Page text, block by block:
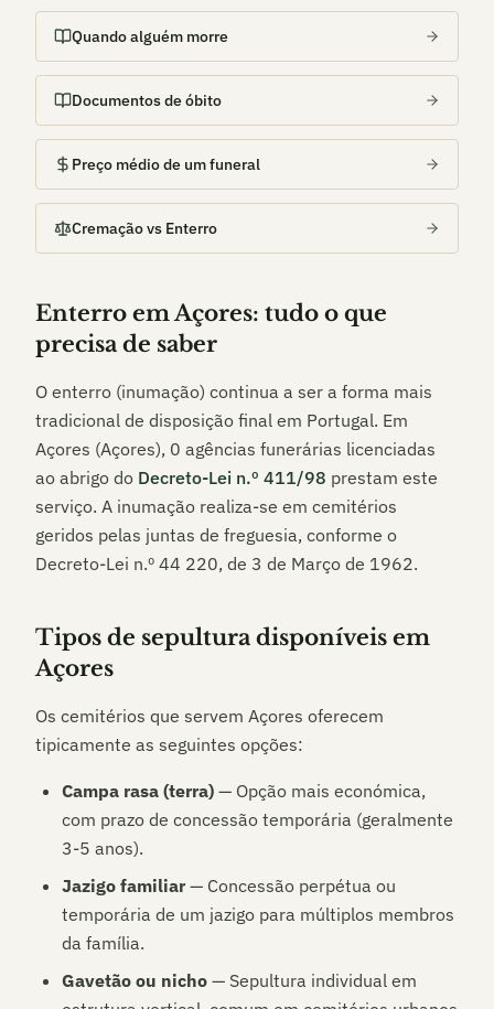
Quando alguém morre
Documentos de óbito
Preço médio de um funeral
Cremação vs Enterro
Enterro emAçores: tudo o que
precisa de saber
O enterro (inumação) continua a ser a forma mais
tradicional de disposição final em Portugal. Em
Açores (Açores), 0 agências funerárias licenciadas
ao abrigo do Decreto-Lei n.º 411/98 prestam este
serviço. A inumação realiza-se em cemitérios
geridos pelas juntas de freguesia, conforme o
Decreto-Lei n.º 44 220, de 3 de Março de 1962.
Tipos de sepultura disponíveis em
Açores
Os cemitérios que servem Açores oferecem
tipicamente as seguintes opções:
Campa rasa (terra) — Opção mais económica,
com prazo de concessão temporária (geralmente
3-5 anos).
Jazigo familiar — Concessão perpétua ou
temporária de um jazigo para múltiplos membros
da família.
Gavetão ou nicho — Sepultura individual em